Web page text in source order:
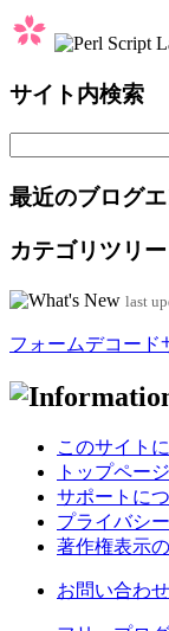
サイト内検索
最近のブログエ
カテゴリツリー
last
フォームデコード
このサイト
トップペー
サポートに
プライバシ
著作権表示
お問い合わ